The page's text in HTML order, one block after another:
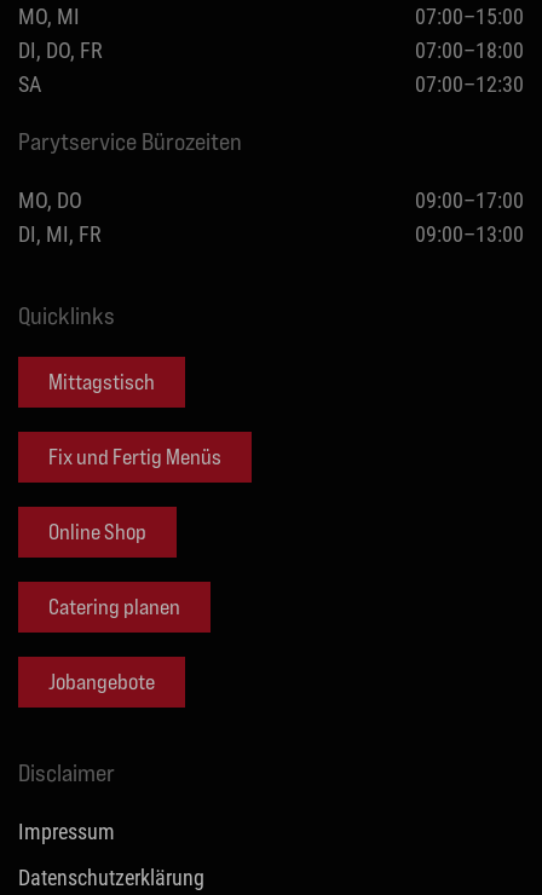
MO, MI
07:00–15:00
DI, DO, FR
07:00–18:00
SA
07:00–12:30
Parytservice Bürozeiten
MO, DO
09:00–17:00
DI, MI, FR
09:00–13:00
Quicklinks
Mittagstisch
Fix und Fertig Menüs
Online Shop
Catering planen
Jobangebote
Disclaimer
Impressum
Datenschutzerklärung